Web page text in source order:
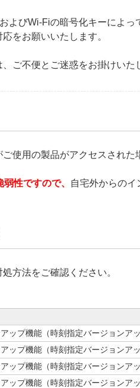
よびWi-Fiの暗号化キーによ
をお願いいたします。
ご不便とご迷惑をお掛けいた
使用の製品がアクセスされ
性ですので、 自宅外からのイ
方法をご確認ください。
ップ機能（時刻指定バージョンア
ップ機能（時刻指定バージョンア
ップ機能（時刻指定バージョンア
ップ機能（時刻指定バージョンア